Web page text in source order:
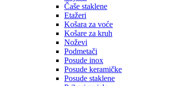
Čaše staklene
Etažeri
Košara za voće
Košare za kruh
Noževi
Podmetači
Posude inox
Posude keramičke
Posude staklene